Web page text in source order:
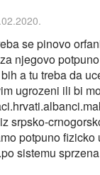
se pinovo
njegovo
a tu treba da
ugrozeni ili bi
srpsko-
potpuno fizicko
sistemu